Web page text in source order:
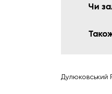
Чи
Дулюковський